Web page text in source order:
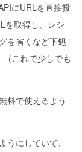
にURLを直接投
を取得し、レシ
を省くなど下処
これで少しでも
料で使えるよう
にしていて、